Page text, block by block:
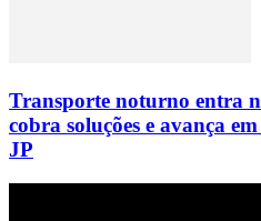
Transporte noturno entra
cobra soluções e avança
JP